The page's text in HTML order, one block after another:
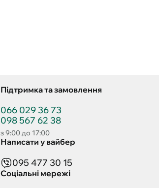
Підтримка та замовлення
066 029 36 73
098 567 62 38
з 9:00 до 17:00
Написати у вайбер
095 477 30 15
Соціальні мережі